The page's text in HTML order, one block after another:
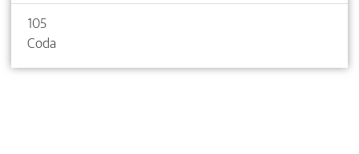
105
Coda